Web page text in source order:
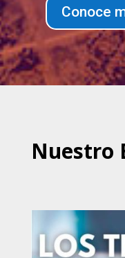
Conoce
Nuestro